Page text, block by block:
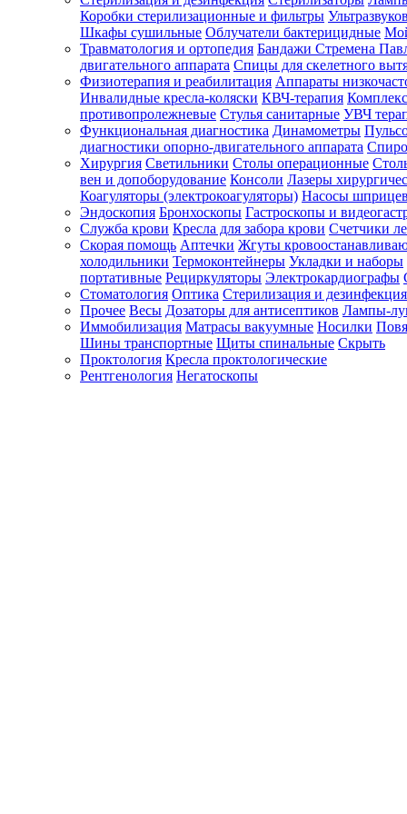
Зарегистрироваться
Зачем
регистрироваться?
Все
покупки
в
одном
месте
Личный
менеджер
Отслеживание
статуса
заказа
Коробки стерилизационные и фильтры
Шкафы сушильные Облучатели бактерицидные
Травматология и ортопедия Бандажи Стремена
двигательного аппарата Спицы для скелетного
Физиотерапия и реабилитация Аппараты
Инвалидные кресла-коляски КВЧ-терапия
противопролежневые Стулья санитарные УВЧ
Функциональная диагностика Динамометры
диагностики опорно-двигательного аппарата
Хирургия Светильники Столы операционные
вен и допоборудование Консоли Лазеры
Коагуляторы (электрокоагуляторы) Насосы
Эндоскопия Бронхоскопы Гастроскопы и
Служба крови Кресла для забора крови Счетчики
Скорая помощь Аптечки Жгуты
холодильники Термоконтейнеры Укладки и наборы
портативные Рециркуляторы Электрокардиографы
Стоматология Оптика Стерилизация и дезинфекция
Прочее Весы Дозаторы для антисептиков Лампы-
Иммобилизация Матрасы вакуумные Носилки
Шины транспортные Щиты спинальные Скрыть
Проктология Кресла проктологические
Рентгенология Негатоскопы